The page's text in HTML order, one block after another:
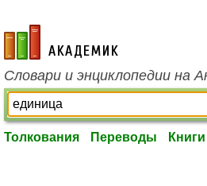
academic.ru
Словари и энциклопедии на
Толкования Переводы Книги